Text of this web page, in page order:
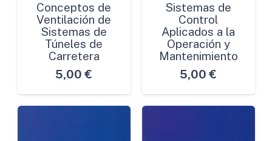
Conceptos de
Ventilación de
Sistemas de
Túneles de
Carretera
5,00 €
Sistemas de
Control
Aplicados a la
Operación y
Mantenimiento
5,00 €